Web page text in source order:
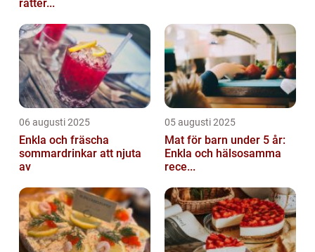
rätter...
06 augusti 2025
Enkla och fräscha
sommardrinkar att njuta
av
05 augusti 2025
Mat för barn under 5 år:
Enkla och hälsosamma
rece...